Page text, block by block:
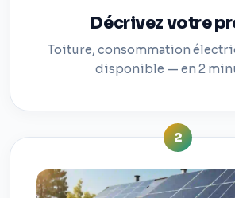
Décrivez votre
Toiture, consommation
disponible — en 2
2